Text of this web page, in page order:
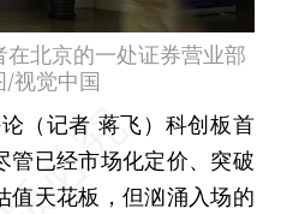
北京的一处证券营业部
/视觉中国
（记者 蒋飞） 科创板首
管已经市场化定价、突破
值天花板，但汹涌入场的